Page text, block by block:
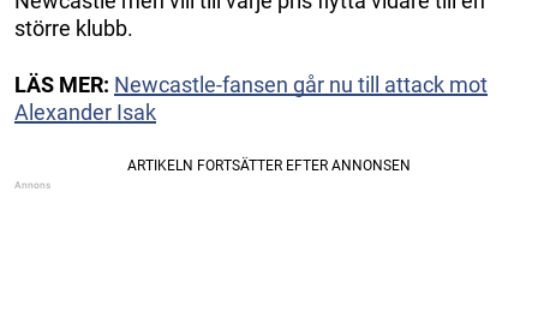
större klubb.
LÄS MER: Newcastle-fansen går nu till attack mot
Alexander Isak